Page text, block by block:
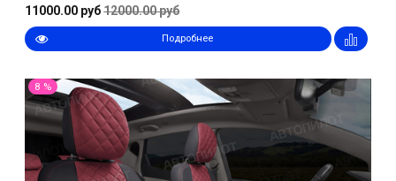
11000.00 руб12000.00 руб
Подробнее
8 %